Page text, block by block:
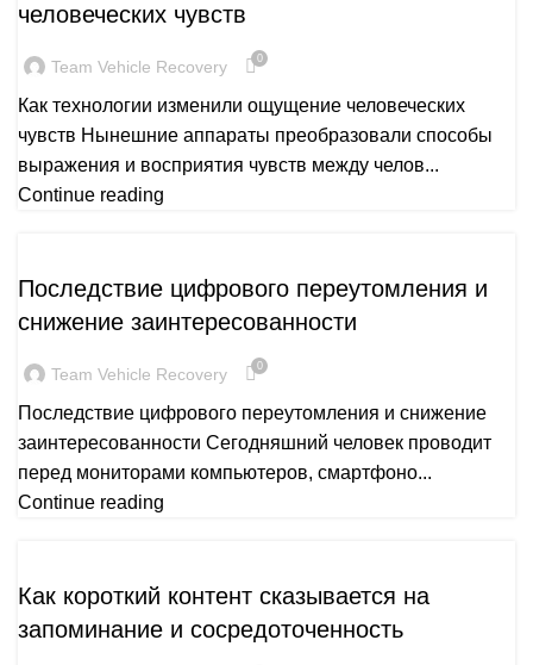
человеческих чувств
Team Vehicle Recovery 0
Как технологии изменили ощущение человеческих
чувств Нынешние аппараты преобразовали способы
выражения и восприятия чувств между челов...
Continue reading
Последствие цифрового переутомления и
снижение заинтересованности
Team Vehicle Recovery 0
Последствие цифрового переутомления и снижение
заинтересованности Сегодняшний человек проводит
перед мониторами компьютеров, смартфоно...
Continue reading
Как короткий контент сказывается на
запоминание и сосредоточенность